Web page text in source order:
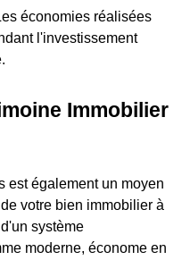
économies réalisées
l'investissement
Immobilier
est également un moyen
votre bien immobilier à
système
moderne, économe en